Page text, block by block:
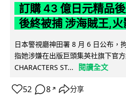
訂購 43 億日元精品
後終被捕 涉海賊王,
日本警視廳神田署 8 月 6 日公布，
指她涉嫌在出版巨頭集英社旗下官
CHARACTERS ST...
閱讀全文
52 8 ↗ 分享